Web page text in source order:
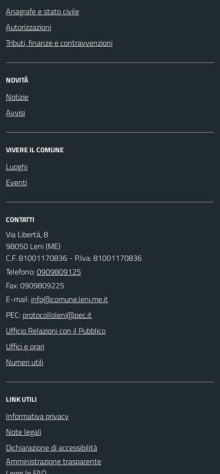
Anagrafe e stato civile
Autorizzazioni
Tributi, finanze e contravvenzioni
NOVITÀ
Notizie
Avvisi
VIVERE IL COMUNE
Luoghi
Eventi
CONTATTI
Via Libertà, 8
98050 Leni (ME)
C.F. 81001170836 - P.Iva: 81001170836
Telefono:0909809125
Fax: 0909809225
E-mail:
PEC:
Ufficio Relazioni con il Pubblico
Uffici e orari
Numeri utili
LINK UTILI
Informativa privacy
Note legali
Dichiarazione di accessibilità
Amministrazione trasparente